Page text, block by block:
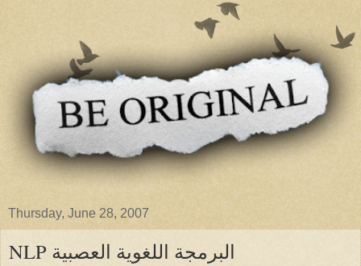
Thursday, June 28, 2007
NLP البرمجة اللغوية العصبية